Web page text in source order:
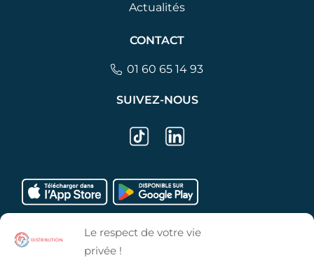
Le respect de votre vie
privée !
Actualités
CONTACT
01 60 65 14 93
SUIVEZ-NOUS